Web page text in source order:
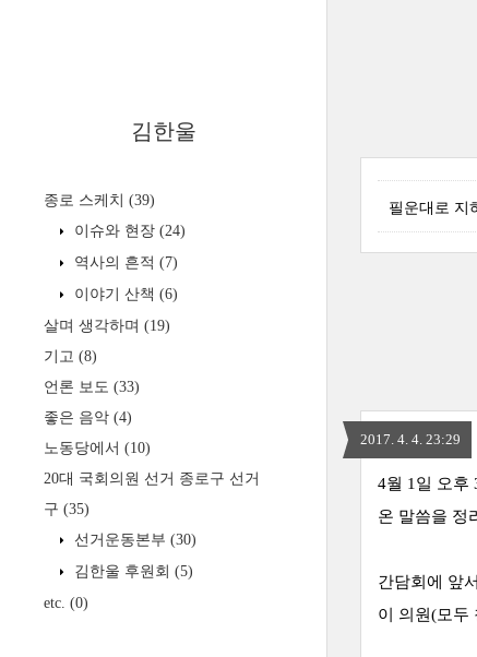
김한울
종로 스케치 (39)
이슈와 현장 (24)
역사의 흔적 (7)
이야기 산책 (6)
살며 생각하며 (19)
기고 (8)
언론 보도 (33)
좋은 음악 (4)
노동당에서 (10)
20대 국회의원 선거 종로구 선거
구 (35)
선거운동본부 (30)
김한울 후원회 (5)
etc. (0)
필운대로 지
2017. 4. 4. 23:29
4월 1일 오후
온 말씀을 정
간담회에 앞
이 의원(모두